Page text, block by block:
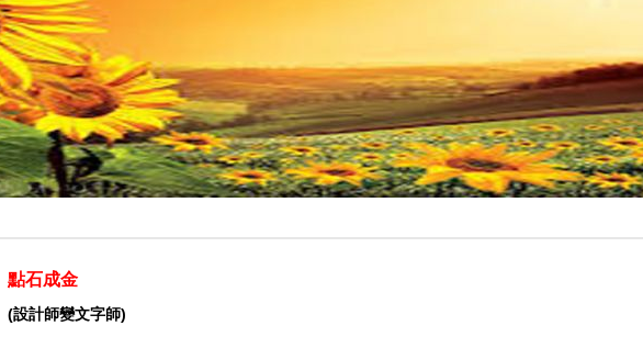
點石成金
(設計師變文字師)